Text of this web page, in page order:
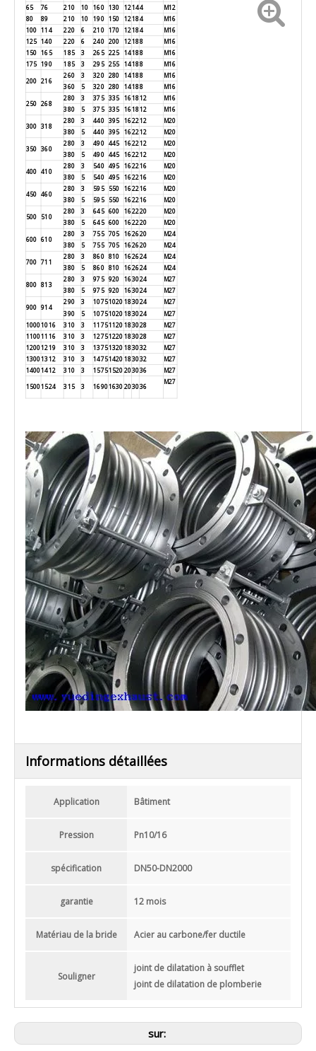
65 76 210 10 160 130 12144
M12
80
89 210 10 190 150 12184
M16
100 114 220 6 210 170 12184
M16
125 140 220 6 240 200 12188
M16
150 165 185 3 265 225 14188
M16
175 190 185 3 295 255 14188 M16
200 216
260 3 320 280 14188
M16
360
5 320 280 14188 M16
250 268
280 3 375 335 161812
M16
380
5 375 335 161812 M16
300 318
280 3 440 395 162212
M20
380
5 440 395 162212 M20
350 360
280 3 490 445 162212
M20
380
5 490 445 162212 M20
400 410
280 3 540 495 162216 M20
380 5 540 495 162216 M20
450 460
280 3 595 550 162216
M20
380
5 595 550 162216 M20
500 510
280 3 645 600 162220
M20
380
5 645 600 162220 M20
600 610
280 3 755 705 162620
M24
380
5 755 705 162620 M24
700 711
280 3 860 810 162624
M24
380
5 860 810 162624 M24
800 813
280 3 975 920 163024
M27
380
5 975 920 163024 M27
900 914
290 3 10751020183024
M27
390
5 10751020183024
M27
10001016 310 3 11751120183028
M27
11001116 310 3 12751220183028
M27
12001219 310 3 13751320183032 M27
13001312 310 3 14751420183032 M27
14001412 310 3 15751520203036 M27
15001524 315 3 16901630203036
M27
Informations détaillées
Application Bâtiment
Pression Pn10/16
spécification DN50-DN2000
garantie 12 mois
Matériau de la bride Acier au carbone/fer ductile
Souligner
joint de dilatation à soufflet
joint de dilatation de plomberie
sur: